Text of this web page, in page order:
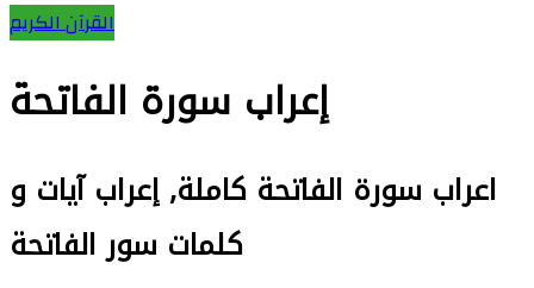
القرآن الكريم
إعراب سورة الفاتحة
اعراب سورة الفاتحة كاملة, إعراب آيات و
كلمات سور الفاتحة